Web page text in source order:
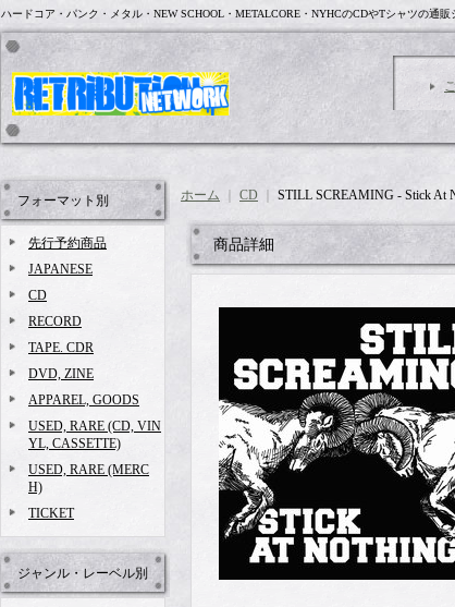
ハードコア・パンク・メタル・NEW SCHOOL・METALCORE・NYHCのCDやTシャツの通販
フォーマット別
先行予約商品
JAPANESE
CD
RECORD
TAPE. CDR
DVD, ZINE
APPAREL, GOODS
USED, RARE (CD, VIN
YL, CASSETTE)
USED, RARE (MERC
H)
TICKET
ジャンル・レーベル別
ホーム CD STILL SCREAMING - Stick At
商品詳細